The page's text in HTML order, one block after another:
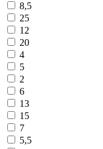
8,5
25
12
20
4
5
2
6
13
15
7
5,5